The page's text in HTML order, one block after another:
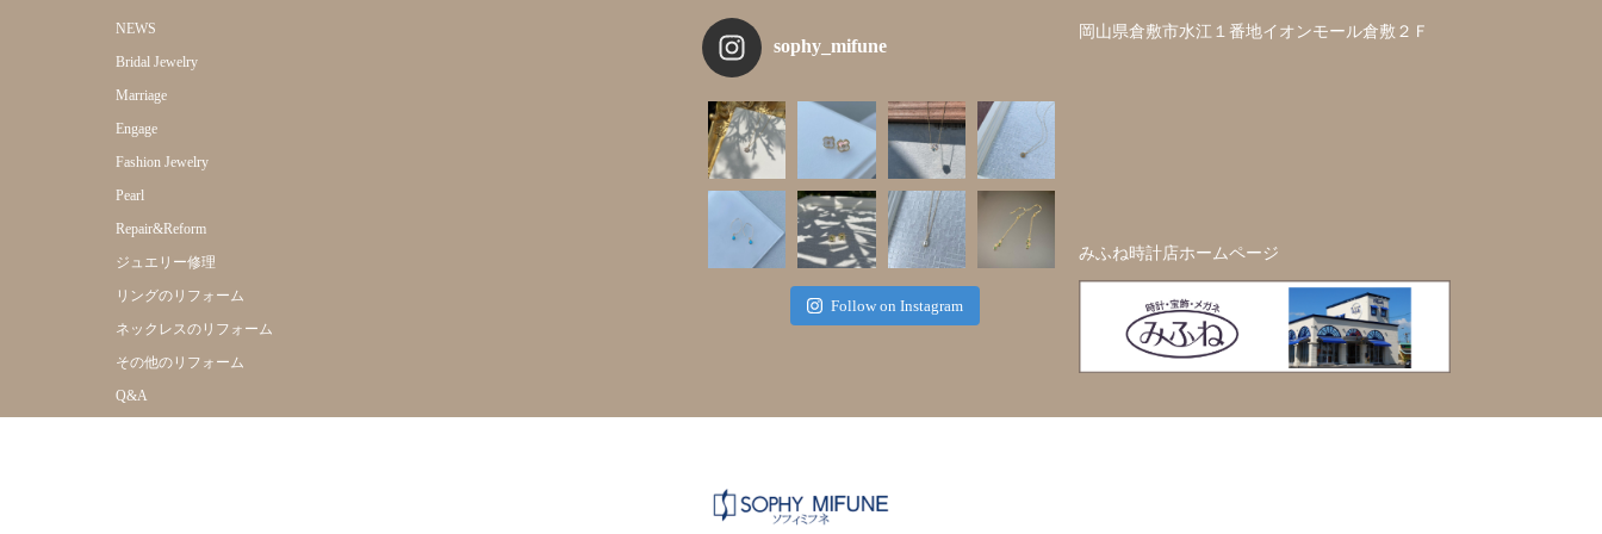
NEWS
Bridal Jewelry
Marriage
Engage
Fashion Jewelry
Pearl
Repair&Reform
ジュエリー修理
リングのリフォーム
ネックレスのリフォーム
その他のリフォーム
Q&A
sophy_mifune
Follow on Instagram
岡山県倉敷市水江１番地イオンモール倉敷２Ｆ
みふね時計店ホームページ